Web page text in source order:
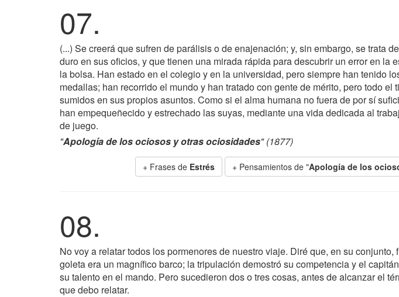
07.
(...) Se creerá que sufren de parálisis o de enajenación; y, sin embargo, se trata
duro en sus oficios, y que tienen una mirada rápida para descubrir un error en la
la bolsa. Han estado en el colegio y en la universidad, pero siempre han tenido
medallas; han recorrido el mundo y han tratado con gente de mérito, pero todo el
sumidos en sus propios asuntos. Como si el alma humana no fuera de por sí
han empequeñecido y estrechado las suyas, mediante una vida dedicada al
de juego.
"Apología de los ociosos y otras ociosidades" (1877)
+ Frases de Estrés + Pensamientos de "Apología de los
08.
No voy a relatar todos los pormenores de nuestro viaje. Diré que, en su conjunto,
goleta era un magnífico barco; la tripulación demostró su competencia y el
su talento en el mando. Pero sucedieron dos o tres cosas, antes de alcanzar el
que debo relatar.